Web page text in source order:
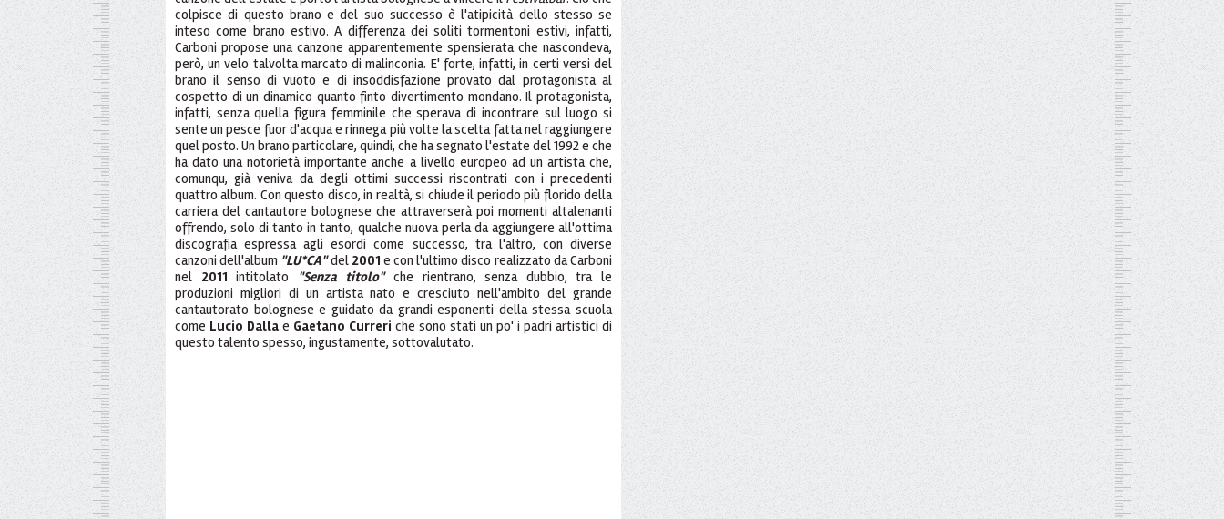
colpisce di questo brano e del suo successo è l'atipicità dello stesso se
inteso come brano estivo. A differenza dei soliti tormentoni estivi, infatti,
Carboni propose una canzone apparentemente spensierata che nascondeva,
però, un velo talvolta marcato di malinconia. E' forte, infatti, in certi versi del
brano il senso di vuoto e di insoddisfazione provato dal protagonista al
cospetto di un dinamico quanto finto divertimento mondano. Il protagonista,
infatti, senza quella figura femminile che sperava di incontrare sul luogo si
sente un pesce fuor d'acqua e rinnega più volte la scelta fatta nel raggiungere
quel posto. Un brano particolare, quindi, che ha segnato l'estate del 1992 e che
ha dato una notorietà importante anche a livello europeo ad un artista che,
comunqu, già veniva da degli ottimi successi riscontrati con i precedenti
quattro album. Con questo disco, in realtà, si chiude il periodo più florido della
carriera del cantautore bolognese che attraverserà poi momenti altalenanti
offrendo, solo di tanto in tanto, qualche nuova perla da aggiungere all'ottima
discografia espressa agli esordi come successo, tra l'altro, con diverse
canzoni dell'album "LU*CA"del 2001 e con l'ultimo disco realizzato da Carboni
nel 2011 intitolato "Senza titolo"che rientrano, senza dubbio, tra le
produzioni migliori di un artista nato e cresciuto nell'ambito del grande
cantautorato bolognese e guidato da grandi esponenti della stessa scuola
come Lucio Dallae Gaetano Curreri che sono stati un po' i padri artistici di
questo talento spesso, ingustamente, sottovalutato.